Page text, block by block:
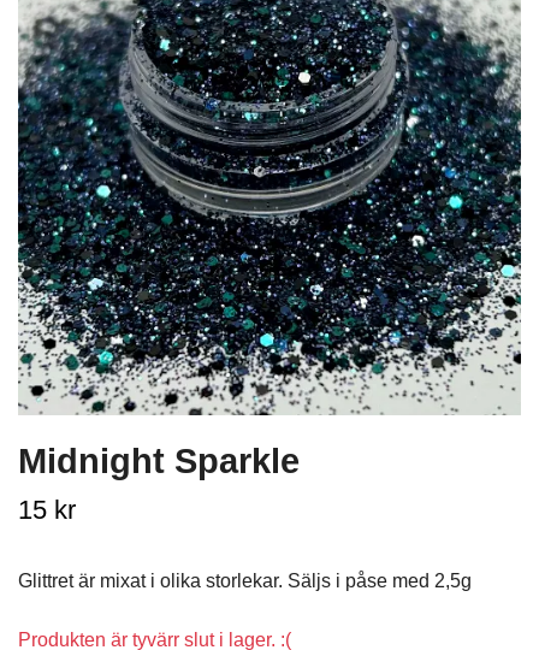
Midnight Sparkle
15 kr
Glittret är mixat i olika storlekar. Säljs i påse med 2,5g
Produkten är tyvärr slut i lager. :(